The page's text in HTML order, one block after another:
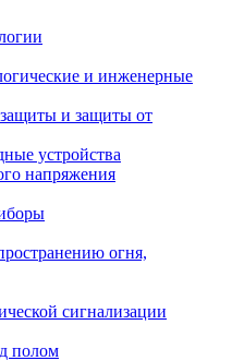
и инженерные
и защиты от
устройства
напряжения
огня,
сигнализации
полом